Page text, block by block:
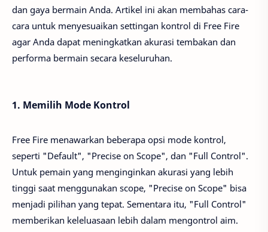
dan gaya bermain Anda. Artikel ini akan membahas cara-
cara untuk menyesuaikan settingan kontrol di Free Fire
agar Anda dapat meningkatkan akurasi tembakan dan
performa bermain secara keseluruhan.
1. Memilih Mode Kontrol
Free Fire menawarkan beberapa opsi mode kontrol,
seperti "Default", "Precise on Scope", dan "Full Control".
Untuk pemain yang menginginkan akurasi yang lebih
tinggi saat menggunakan scope, "Precise on Scope" bisa
menjadi pilihan yang tepat. Sementara itu, "Full Control"
memberikan keleluasaan lebih dalam mengontrol aim.